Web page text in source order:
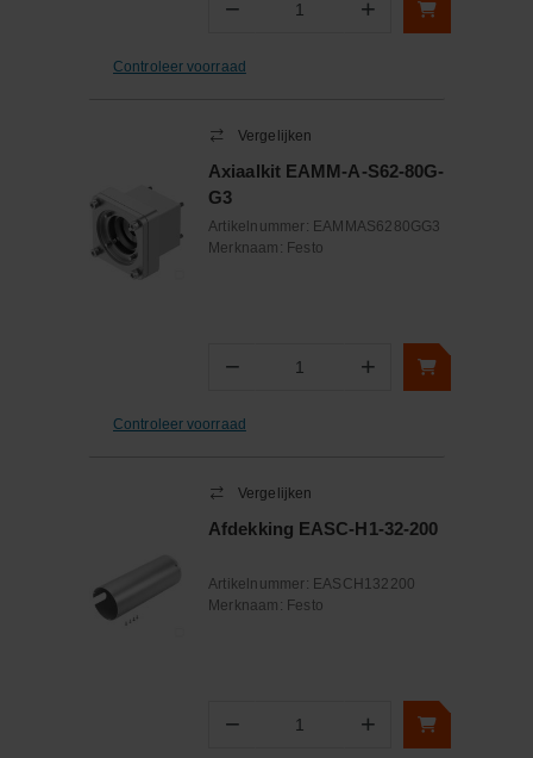
− Aantal +
Controleer voorraad
Vergelijken
Axiaalkit EAMM-A-S62-80G-
G3
Artikelnummer: EAMMAS6280GG3
Merknaam: Festo
− Aantal +
Controleer voorraad
Vergelijken
Afdekking EASC-H1-32-200
Artikelnummer: EASCH132200
Merknaam: Festo
− Aantal +